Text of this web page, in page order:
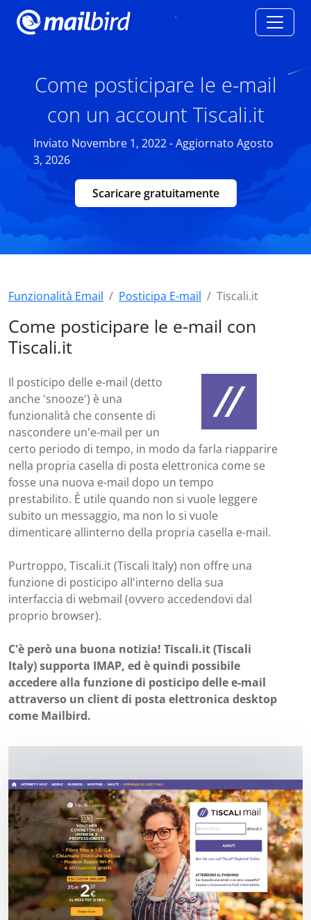
Come posticipare le e-mail
con un account Tiscali.it
Inviato Novembre 1, 2022 - Aggiornato Agosto
3, 2026
Scaricare gratuitamente
Funzionalità Email Posticipa E-mail Tiscali.it
Come posticipare le e-mail con
Tiscali.it
Il posticipo delle e-mail (detto
anche 'snooze') è una
funzionalità che consente di
nascondere un'e-mail per un
certo periodo di tempo, in modo da farla riapparire
nella propria casella di posta elettronica come se
fosse una nuova e-mail dopo un tempo
prestabilito. È utile quando non si vuole leggere
subito un messaggio, ma non lo si vuole
dimenticare allinterno della propria casella e-mail.
Purtroppo, Tiscali.it (Tiscali Italy) non offre una
funzione di posticipo all'interno della sua
interfaccia di webmail (ovvero accedendovi dal
proprio browser).
C'è però una buona notizia! Tiscali.it (Tiscali
Italy) supporta IMAP, ed è quindi possibile
accedere alla funzione di posticipo delle e-mail
attraverso un client di posta elettronica desktop
come Mailbird.